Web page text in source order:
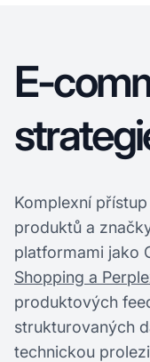
E-
Komplexní
produktů a
platformami jako
Shopping a
produktových
strukturovaných
technickou